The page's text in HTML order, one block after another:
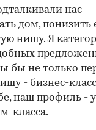
нас
дом, понизить
нишу. Я
бы не только
- бизнес-
наш профиль -
класса.